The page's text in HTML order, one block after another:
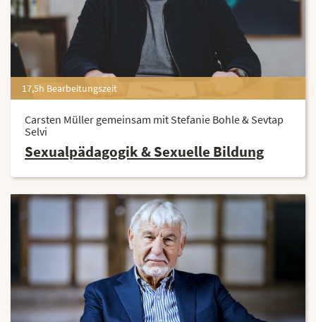
17,5h Bearbeitungszeit
Carsten Müller gemeinsam mit Stefanie Bohle & Sevtap
Selvi
Sexualpädagogik & Sexuelle Bildung